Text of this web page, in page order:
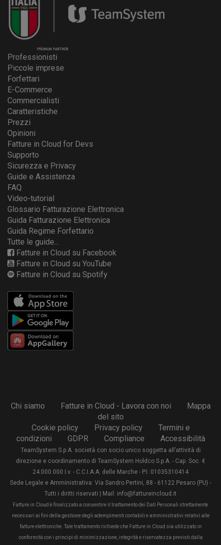
Professionisti
Piccole imprese
Forfettari
E-Commerce
Commercialisti
Caratteristiche
Prezzi
Opinioni
Fatture in Cloud for Devs
Supporto
Sicurezza e Privacy
Guide e Assistenza
FAQ
Video-tutorial
Glossario Fatturazione Elettronica
Guida Fatturazione Elettronica
Guida Regime Forfettario
Tutte le guide...
Fatture in Cloud su Facebook
Fatture in Cloud su YouTube
Fatture in Cloud su Spotify
Chi siamo Fatture in Cloud - Lavora con noi
Mappa
del sito
Cookie policy
Privacy policy
Termini e
condizioni
GDPR Compliance Accessibilità
TeamSystem S.p.A. società con socio unico soggetta all’attività di
direzione e coordinamento di TeamSystem Holdco S.p.A. - Cap. Soc. €
24.000.000 I.v. - C.C.I.A.A. delle Marche - P.I. 01035310414
Sede Legale e Amministrativa: Via Sandro Pertini, 88 - 61122 Pesaro (PU) -
Tutti i diritti riservati | Mail: info@fattureincloud.it
Fatture in Cloud è finalizzato a consentire il trattamento dei Dati Personali strettamente
necessari ai fini della gestione degli adempimenti contabili e amministrativi relativi alle
fatture elettroniche. Tale trattamento richiede che Fatture in Cloud sia utilizzato in
conformità con i principi di minimizzazione, integrità e riservatezza previsti dalla